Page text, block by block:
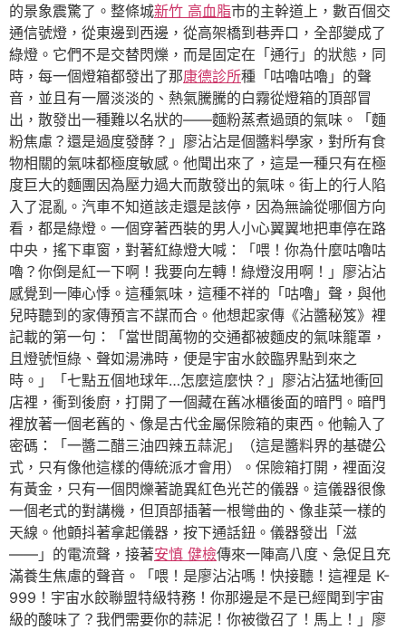
的景象震驚了。整條城新竹 高血脂市的主幹道上，數百個交
通信號燈，從東邊到西邊，從高架橋到巷弄口，全部變成了
綠燈。它們不是交替閃爍，而是固定在「通行」的狀態，同
時，每一個燈箱都發出了那康德診所種「咕嚕咕嚕」的聲
音，並且有一層淡淡的、熱氣騰騰的白霧從燈箱的頂部冒
出，散發出一種難以名狀的——麵粉蒸煮過頭的氣味。「麵
粉焦慮？還是過度發酵？」廖沾沾是個醬料學家，對所有食
物相關的氣味都極度敏感。他聞出來了，這是一種只有在極
度巨大的麵團因為壓力過大而散發出的氣味。街上的行人陷
入了混亂。汽車不知道該走還是該停，因為無論從哪個方向
看，都是綠燈。一個穿著西裝的男人小心翼翼地把車停在路
中央，搖下車窗，對著紅綠燈大喊：「喂！你為什麼咕嚕咕
嚕？你倒是紅一下啊！我要向左轉！綠燈沒用啊！」廖沾沾
感覺到一陣心悸。這種氣味，這種不祥的「咕嚕」聲，與他
兒時聽到的家傳預言不謀而合。他想起家傳《沾醬秘笈》裡
記載的第一句：「當世間萬物的交通都被麵皮的氣味籠罩，
且燈號恒綠、聲如湯沸時，便是宇宙水餃臨界點到來之
時。」「七點五個地球年…怎麼這麼快？」廖沾沾猛地衝回
店裡，衝到後廚，打開了一個藏在舊冰櫃後面的暗門。暗門
裡放著一個老舊的、像是古代金屬保險箱的東西。他輸入了
密碼：「一醬二醋三油四辣五蒜泥」（這是醬料界的基礎公
式，只有像他這樣的傳統派才會用）。保險箱打開，裡面沒
有黃金，只有一個閃爍著詭異紅色光芒的儀器。這儀器很像
一個老式的對講機，但頂部插著一根彎曲的、像韭菜一樣的
天線。他顫抖著拿起儀器，按下通話鈕。儀器發出「滋
——」的電流聲，接著安慎 健檢傳來一陣高八度、急促且充
滿養生焦慮的聲音。「喂！是廖沾沾嗎！快接聽！這裡是 K-
999！宇宙水餃聯盟特級特務！你那邊是不是已經聞到宇宙
級的酸味了？我們需要你的蒜泥！你被徵召了！馬上！」廖